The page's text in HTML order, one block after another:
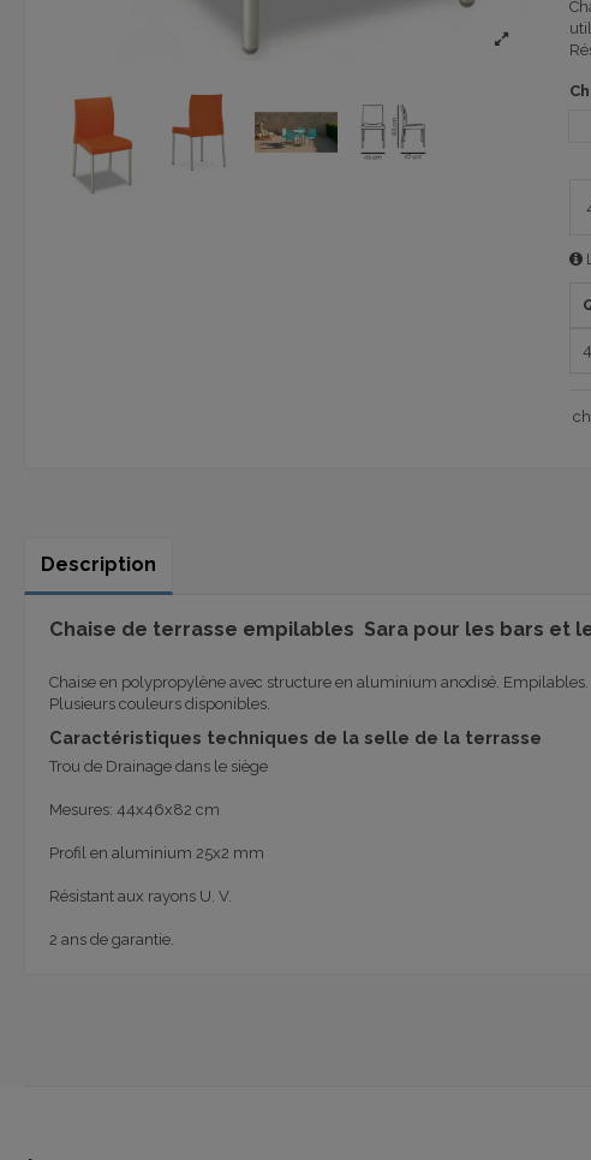
Description
Chaise de terrasse empilables Sara pour les bars et
Chaise en polypropylène avec structure en aluminium anodisé.
Plusieurs couleurs disponibles.
Caractéristiques techniques de la selle de la terrasse
Trou de Drainage dans le siège
Mesures: 44x46x82 cm
Profil en aluminium 25x2 mm
Résistant aux rayons U. V.
2 ans de garantie.